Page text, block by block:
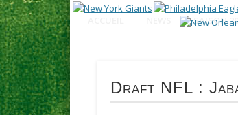
SAISON
Draft NFL :